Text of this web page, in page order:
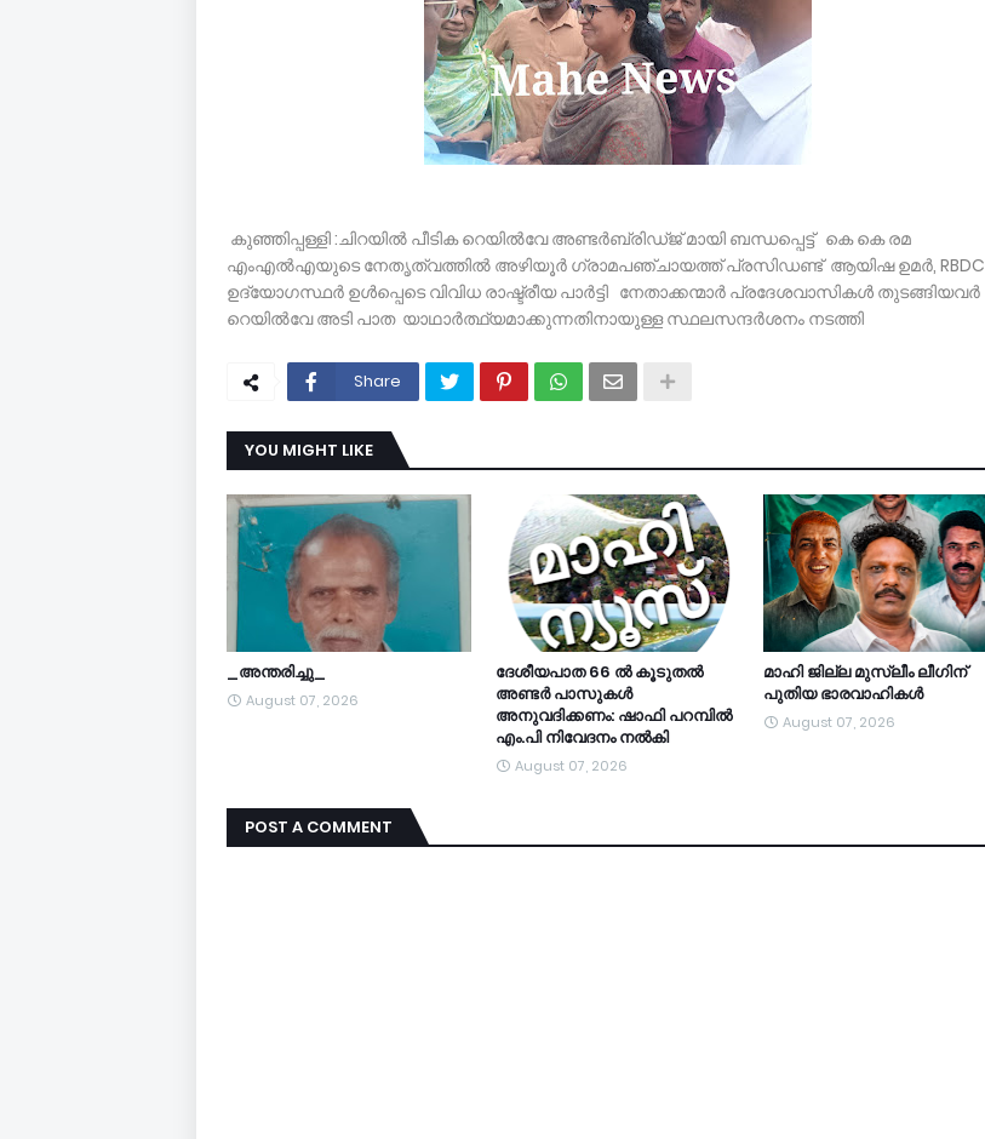
കുഞ്ഞിപ്പള്ളി :ചിറയിൽ പീടിക റെയിൽവേ അണ്ടർബ്രിഡ്ജ് മായി ബന്ധപ്പെട്ട് കെ കെ രമ
എംഎൽഎയുടെ നേതൃത്വത്തിൽ അഴിയൂർ ഗ്രാമപഞ്ചായത്ത് പ്രസിഡണ്ട് ആയിഷ ഉമർ, RBDC
ഉദ്യോഗസ്ഥർ ഉൾപ്പെടെ വിവിധ രാഷ്ട്രീയ പാർട്ടി നേതാക്കന്മാർ പ്രദേശവാസികൾ തുടങ്ങിയവർ
റെയിൽവേ അടി പാത യാഥാർത്ഥ്യമാക്കുന്നതിനായുള്ള സ്ഥലസന്ദർശനം നടത്തി
Share
YOU MIGHT LIKE
_അന്തരിച്ചു_
August 07, 2026
ദേശീയപാത 66 ൽ കൂടുതൽ
അണ്ടർ പാസുകൾ
അനുവദിക്കണം: ഷാഫി പറമ്പിൽ
എം.പി നിവേദനം നൽകി ​
August 07, 2026
മാഹി ജില്ല മുസ്ലീം ലീഗിന്
പുതിയ ഭാരവാഹികൾ
August 07, 2026
POST A COMMENT